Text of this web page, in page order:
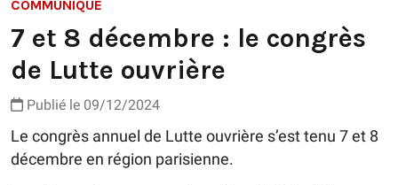
COMMUNIQUÉ
7 et 8 décembre : le congrès
de Lutte ouvrière
Publié le 09/12/2024
Le congrès annuel de Lutte ouvrière s’est tenu 7 et 8
décembre en région parisienne.